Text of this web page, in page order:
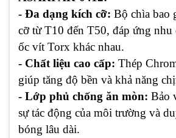
- Đa dạng kích cỡ: Bộ chìa bao
cỡ từ T10 đến T50, đáp ứng nhu
ốc vít Torx khác nhau.
- Chất liệu cao cấp: Thép
giúp tăng độ bền và khả năng
- Lớp phủ chống ăn mòn: Bảo
sự tác động của môi trường và
bóng lâu dài.